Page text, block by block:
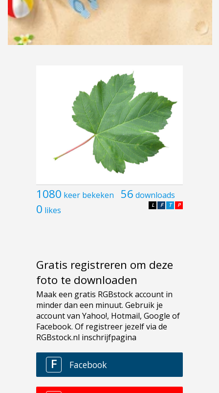
1080 keer bekeken 56 downloads
0 likes P
T
F
L
Gratis registreren om deze
foto te downloaden